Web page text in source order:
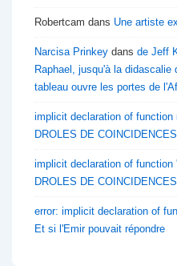
Robertcam dans Une artiste
Narcisa Prinkey dans de Jeff
Raphael, jusqu'à la didascalie
tableau ouvre les portes de
implicit declaration of function
DROLES DE COINCIDENCES
implicit declaration of
DROLES DE COINCIDENCES
error: implicit declaration of
Et si l'Emir pouvait répondre